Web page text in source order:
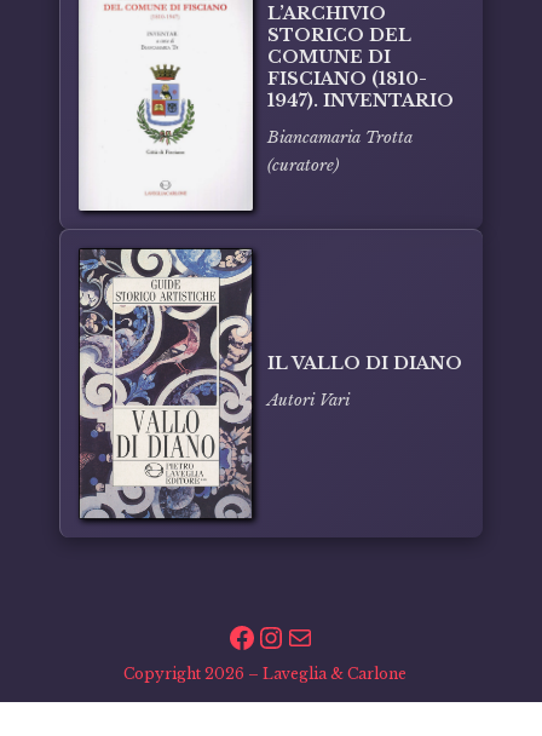
L’ARCHIVIO
STORICO DEL
COMUNE DI
FISCIANO (1810-
1947). INVENTARIO
Biancamaria Trotta
(curatore)
IL VALLO DI DIANO
Autori Vari
Facebook
Instagram
Email
Copyright 2026 – Laveglia & Carlone